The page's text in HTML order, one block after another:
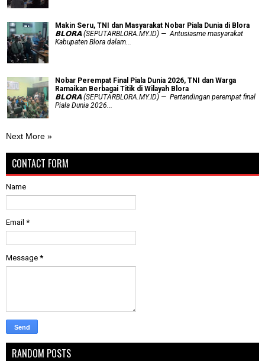
Makin Seru, TNI dan Masyarakat Nobar Piala Dunia di Blora
𝗕𝗟𝗢𝗥𝗔 (SEPUTARBLORA.MY.ID) — Antusiasme masyarakat
Kabupaten Blora dalam...
Nobar Perempat Final Piala Dunia 2026, TNI dan Warga
Ramaikan Berbagai Titik di Wilayah Blora
𝗕𝗟𝗢𝗥𝗔 (SEPUTARBLORA.MY.ID) — Pertandingan perempat final
Piala Dunia 2026...
Next More »
CONTACT FORM
Name
Email *
Message *
RANDOM POSTS